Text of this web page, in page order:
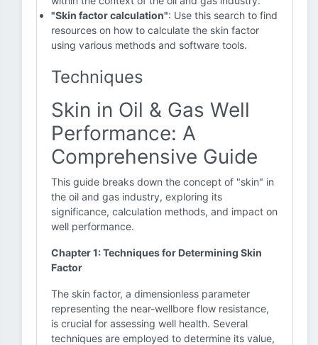
"Skin factor calculation": Use this search to find
resources on how to calculate the skin factor
using various methods and software tools.
Techniques
Skin in Oil & Gas Well
Performance: A
Comprehensive Guide
This guide breaks down the concept of "skin" in
the oil and gas industry, exploring its
significance, calculation methods, and impact on
well performance.
Chapter 1: Techniques for Determining Skin
Factor
The skin factor, a dimensionless parameter
representing the near-wellbore flow resistance,
is crucial for assessing well health. Several
techniques are employed to determine its value,